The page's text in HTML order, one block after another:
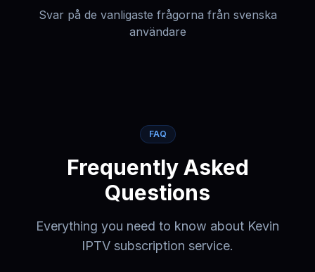
Svar på de vanligaste frågorna från svenska
användare
FAQ
Frequently Asked
Questions
Everything you need to know about Kevin
IPTV subscription service.